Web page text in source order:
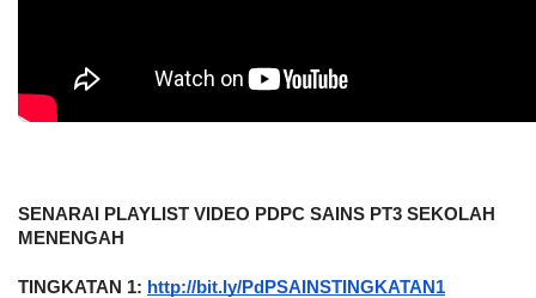
SENARAI PLAYLIST VIDEO PDPC SAINS PT3 SEKOLAH
MENENGAH
TINGKATAN 1: http://bit.ly/PdPSAINSTINGKATAN1